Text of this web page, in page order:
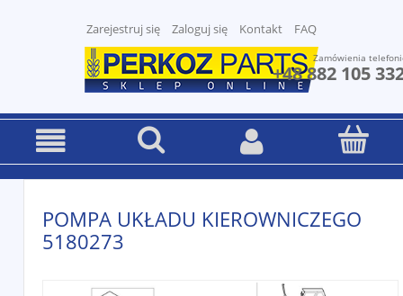
Zarejestruj się Zaloguj się Kontakt FAQ
Zamówienia
+48 882 105
POMPA UKŁADU KIEROWNICZEGO
5180273